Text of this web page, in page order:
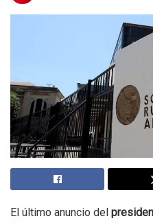
El último anuncio del